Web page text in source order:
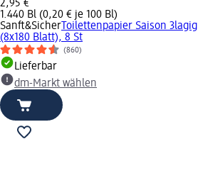
2,95 €
1.440 Bl (0,20 € je 100 Bl)
Sanft&Sicher Toilettenpapier Saison 3lagig
(8x180 Blatt), 8 St
(860)
Lieferbar
dm-Markt wählen